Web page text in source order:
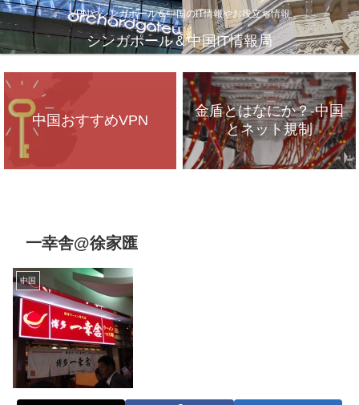
VPNやシンガポール＆中国のIT情報やお役立ち情報
シンガポール＆中国IT情報局
中国おすすめVPN
金盾とはなにか？-中国
とネット規制
一幸舎@徐家匯
中国